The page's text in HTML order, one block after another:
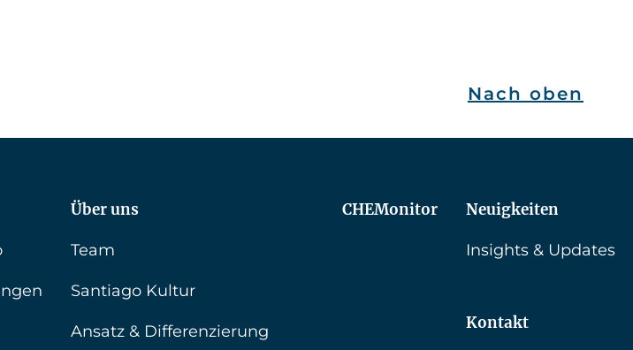
Nach oben
Über uns
Team
Santiago Kultur
Ansatz & Differenzierung
CHEMonitor Neuigkeiten
Insights & Updates
Kontakt